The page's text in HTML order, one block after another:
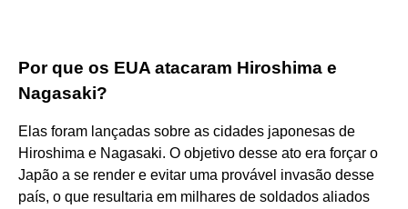
Por que os EUA atacaram Hiroshima e
Nagasaki?
Elas foram lançadas sobre as cidades japonesas de
Hiroshima e Nagasaki. O objetivo desse ato era forçar o
Japão a se render e evitar uma provável invasão desse
país, o que resultaria em milhares de soldados aliados